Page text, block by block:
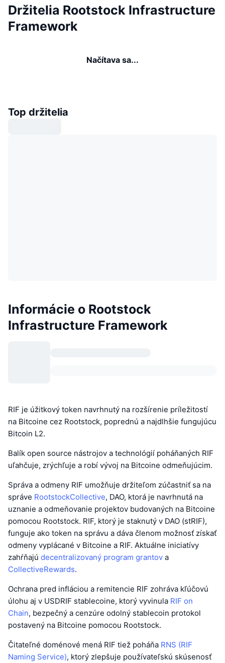
Držitelia Rootstock Infrastructure
Framework
Načítava sa...
Top držitelia
Informácie o Rootstock
Infrastructure Framework
RIF je úžitkový token navrhnutý na rozšírenie príležitostí
na Bitcoine cez Rootstock, poprednú a najdlhšie fungujúcu
Bitcoin L2.
Balík open source nástrojov a technológií poháňaných RIF
uľahčuje, zrýchľuje a robí vývoj na Bitcoine odmeňujúcim.
Správa a odmeny RIF umožňuje držiteľom zúčastniť sa na
správe RootstockCollective, DAO, ktorá je navrhnutá na
uznanie a odmeňovanie projektov budovaných na Bitcoine
pomocou Rootstock. RIF, ktorý je staknutý v DAO (stRIF),
funguje ako token na správu a dáva členom možnosť získať
odmeny vyplácané v Bitcoine a RIF. Aktuálne iniciatívy
zahŕňajú decentralizovaný program grantov a
CollectiveRewards.
Ochrana pred infláciou a remitencie RIF zohráva kľúčovú
úlohu aj v USDRIF stablecoine, ktorý vyvinula RIF on
Chain, bezpečný a cenzúre odolný stablecoin protokol
postavený na Bitcoine pomocou Rootstock.
Čitateľné doménové mená RIF tiež poháňa RNS (RIF
Naming Service), ktorý zlepšuje používateľskú skúsenosť